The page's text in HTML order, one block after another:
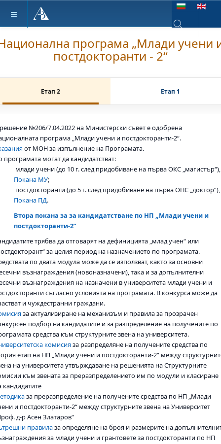
Изберете език
Type 2 or more
програма „Млади учени
постдокторанти - 2“
Етап 2 Етап 1
№206/7.04.2022 на Министерски съвет е одобрена
програма „Млади учени и постдокторанти-2“.
от МОН за изпълнение на Програмата.
програмата могат да кандидатстват:
млади учени (до 10 г. след придобиване на първа ОКС „магистър“),
Покана МУ;
постдокторанти (до 5 г. след придобиване на първа ОНС „доктор“),
Покана ПД.
Втора покана за за кандидатстване по НП „Млади учени и
постдокторанти-2”
трябва да отговарят на дефиницията „млад учен“ или
за целия период на назначението по програмата.
по двата модула може да се използват, както за основни
възнаграждения (новоназначени), така и за допълнителни
възнаграждения на назначени в университета млади учени и
съгласно условията на програмата. В конкурса може да
и чуждестранни граждани.
за актуализиране на механизъм и правила за прозрачен
подбор на кандидатите и за разпределение на получените по
средства към структурните звена на университета.
комисия за разпределяне на получените средства по
етап на НП „Млади учени и постдокторанти-2“ между
на университета утвърждаване на решенията на Структурните
към звената за преразпределението им по модули и класиране
кандидатите
за преразпределение на получените средства по НП „Млади
и постдокторанти-2“ между структурните звена на Университет
д-р Асен Златаров“
правилаза определяне на броя и размерите на
за млади учени и грантовете за постдокторанти по НП